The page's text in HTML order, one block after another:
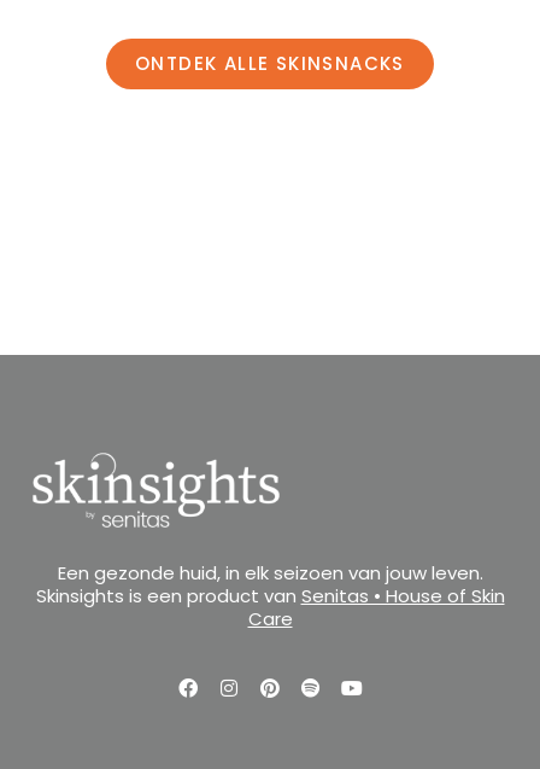
ONTDEK ALLE SKINSNACKS
Een gezonde huid, in elk seizoen van jouw leven.
Skinsights is een product van Senitas • House of Skin
Care